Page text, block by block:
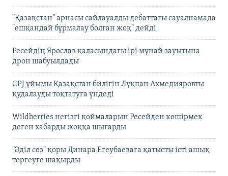
"Қазақстан" арнасы сайлауалды дебаттағы сауалнамада
"ешқандай бұрмалау болған жоқ" дейді
Ресейдің Ярослав қаласындағы ірі мұнай зауытына
дрон шабуылдады
CPJ ұйымы Қазақстан билігін Лұқпан Ахмедияровты
қудалауды тоқтатуға үндеді
Wildberries негізгі қоймаларын Ресейден көшірмек
деген хабарды жоққа шығарды
"Әділ сөз" қоры Динара Егеубаеваға қатысты істі ашық
тергеуге шақырды